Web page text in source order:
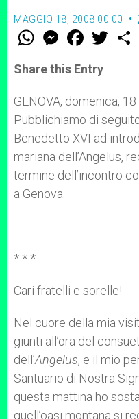
MAGGIO 18, 2008 00:00
W
t
s
p
p
M
e
s
e
g
e
r
F
a
e
b
o
k
w
r
Share this Entry
GENOVA, domenica,
Pubblichiamo di
Benedetto XVI ad
mariana dell’Angelus,
termine dell’incontro
a Genova.
* * *
Cari fratelli e sorelle!
Nel cuore della mia
giunti all’ora del
dell’Angelus, e il mio
Santuario di Nostra
questa mattina ho
quell’oasi montana si